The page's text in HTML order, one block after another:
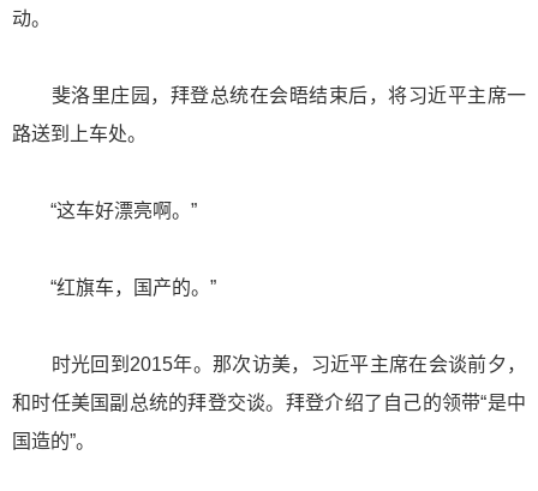
动。
斐洛里庄园，拜登总统在会晤结束后，将习近平主席一
路送到上车处。
“这车好漂亮啊。”
“红旗车，国产的。”
时光回到2015年。那次访美，习近平主席在会谈前夕，
和时任美国副总统的拜登交谈。拜登介绍了自己的领带“是中
国造的”。